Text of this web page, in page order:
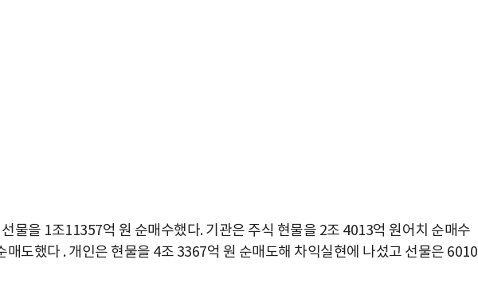
물을 1조11357억 원 순매수했다. 기관은 주식 현물을 2조 4013억 원어치 순매수
도했다 . 개인은 현물을 4조 3367억 원 순매도해 차익실현에 나섰고 선물은 6010